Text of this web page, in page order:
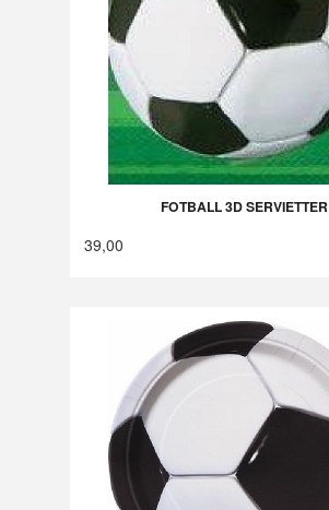
FOTBALL 3D SERVIETTER
39,00